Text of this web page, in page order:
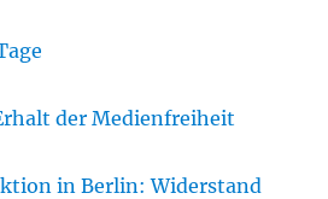
der Medienfreiheit
in Berlin: Widerstand